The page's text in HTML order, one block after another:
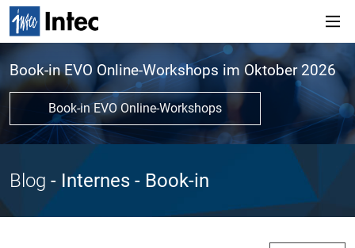
Book-in EVO Online-Workshops im Oktober 2026
Book-in EVO Online-Workshops
Blog - Internes - Book-in